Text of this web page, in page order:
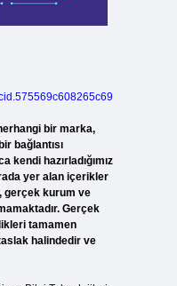
bir marka,
bağlantısı
kendi hazırladığımız
yer alan içerikler
gerçek kurum ve
Gerçek
tamamen
halindedir ve